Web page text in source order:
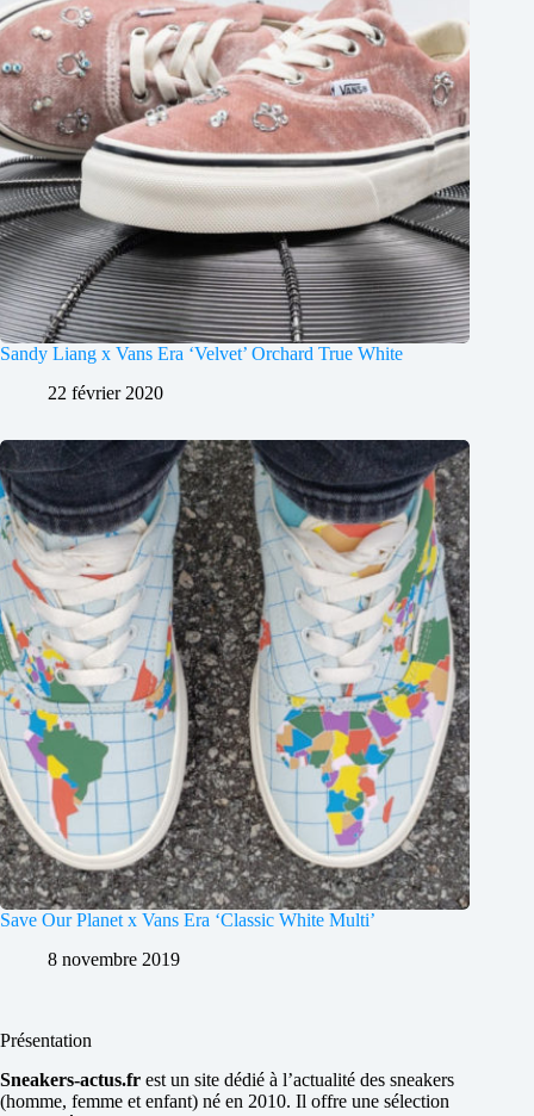
Sandy Liang x Vans Era ‘Velvet’ Orchard True White
22 février 2020
Save Our Planet x Vans Era ‘Classic White Multi’
8 novembre 2019
Présentation
Sneakers-actus.fr est un site dédié à l’actualité des sneakers
(homme, femme et enfant) né en 2010. Il offre une sélection